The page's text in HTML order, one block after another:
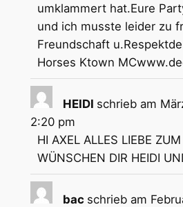
umklammert hat.Eure
und ich musste leider zu
Freundschaft
Horses Ktown
HEIDI schrieb am
2:20 pm
HI AXEL ALLES LIEBE
WÜNSCHEN DIR HEIDI
bac schrieb am